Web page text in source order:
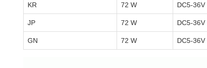
KR 72 W DC5-36V
JP 72 W DC5-36V
GN 72 W DC5-36V